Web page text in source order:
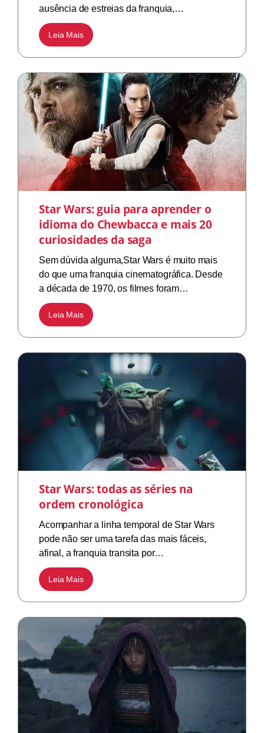
ausência de estreias da franquia,…
Leia Mais
Star Wars: guia para aprender o
idioma do Chewbacca e mais 20
curiosidades da saga
Sem dúvida alguma,Star Wars é muito mais
do que uma franquia cinematográfica. Desde
a década de 1970, os filmes foram…
Leia Mais
Star Wars: todas as séries na
ordem cronológica
Acompanhar a linha temporal de Star Wars
pode não ser uma tarefa das mais fáceis,
afinal, a franquia transita por…
Leia Mais